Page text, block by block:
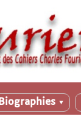
Biographies ▼